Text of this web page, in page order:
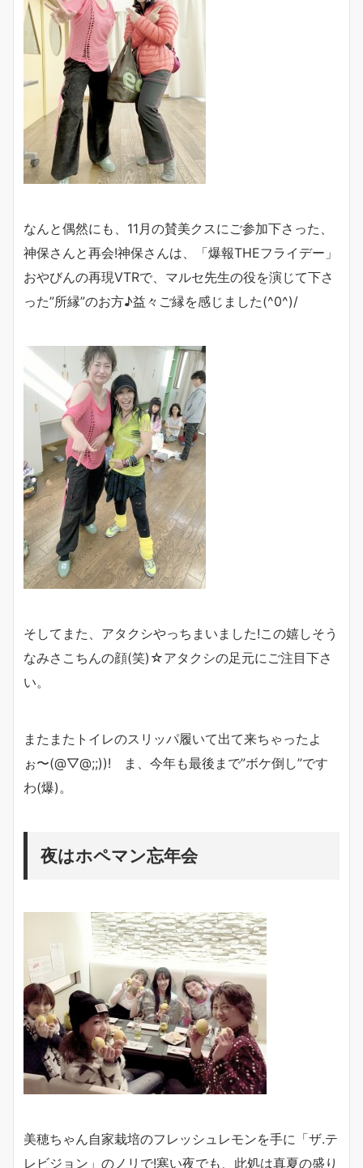
なんと偶然にも、11月の賛美クスにご参加下さった、
神保さんと再会!神保さんは、「爆報THEフライデー」
おやびんの再現VTRで、マルセ先生の役を演じて下さ
った”所縁”のお方♪益々ご縁を感じました(^0^)/
そしてまた、アタクシやっちまいました!この嬉しそう
なみさこちんの顔(笑)☆アタクシの足元にご注目下さ
い。
またまたトイレのスリッパ履いて出て来ちゃったよ
ぉ〜(@▽@;;))! ま、今年も最後まで”ボケ倒し”です
わ(爆)。
夜はホペマン忘年会
美穂ちゃん自家栽培のフレッシュレモンを手に「ザ.テ
レビジョン」のノリで!寒い夜でも、此処は真夏の盛り